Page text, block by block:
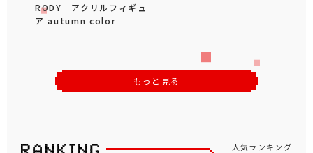
RODY アクリルフィギュ
ア autumn color
もっと見る
人気ランキング